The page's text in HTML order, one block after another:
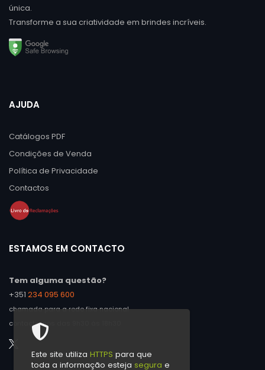
Este site utiliza HTTPS para que
toda a informação esteja segura e
única.
Transforme a sua criatividade em brindes incríveis.
AJUDA
Catálogos PDF
Condições de Venda
Política de Privacidade
Contactos
ESTAMOS EM CONTACTO
Tem alguma questão?
+351 234 095 600
chamada para a rede fixa nacional
contacte-nos das 9h30 às 18h30